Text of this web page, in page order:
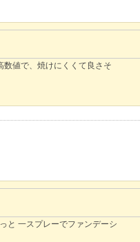
値で、焼けにくくて良さそ
と 一スプレーでファンデーシ